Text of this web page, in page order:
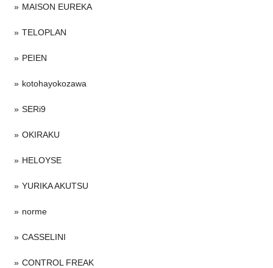
MAISON EUREKA
TELOPLAN
PEIEN
kotohayokozawa
SERi9
OKIRAKU
HELOYSE
YURIKA AKUTSU
norme
CASSELINI
CONTROL FREAK